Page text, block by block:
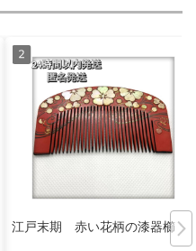
江戸末期 赤い花柄の漆器櫛